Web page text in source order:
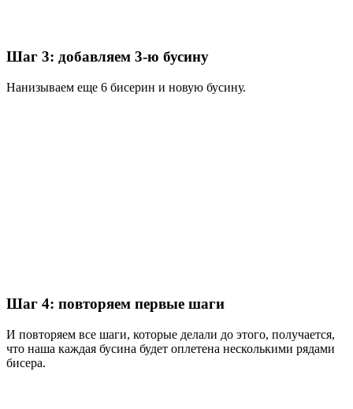
Шаг 3: добавляем 3-ю бусину
Нанизываем еще 6 бисерин и новую бусину.
Шаг 4: повторяем первые шаги
И повторяем все шаги, которые делали до этого, получается,
что наша каждая бусина будет оплетена несколькими рядами
бисера.